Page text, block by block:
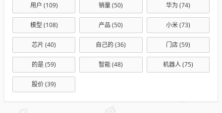
用户 (109) 销量(50) 华为 (74)
模型 (108) 产品 (50) 小米(73)
芯片 (40) 自己的 (36) 门店(59)
的是(59) 智能(48) 机器人(75)
股价(39)